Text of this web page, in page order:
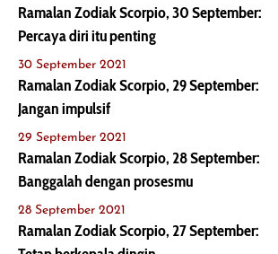
Ramalan Zodiak Scorpio, 30 September:
Percaya diri itu penting
30 September 2021
Ramalan Zodiak Scorpio, 29 September:
Jangan impulsif
29 September 2021
Ramalan Zodiak Scorpio, 28 September:
Banggalah dengan prosesmu
28 September 2021
Ramalan Zodiak Scorpio, 27 September: